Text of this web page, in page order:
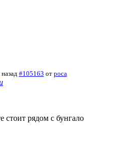
#105163 от poca
стоит рядом с бунгало